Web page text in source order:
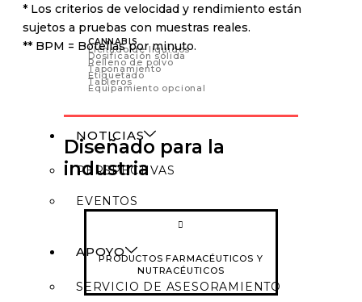
CANNABIS
Llenado de líquidos
Dosificación sólida
Relleno de polvo
Taponamiento
Etiquetado
Tableros
Equipamiento opcional
NOTICIAS
PERSPECTIVAS
EVENTOS
APOYO
SERVICIO DE ASESORAMIENTO
* Los criterios de velocidad y rendimiento están
sujetos a pruebas con muestras reales.
** BPM = Botellas por minuto.
Diseñado para la
industria
PRODUCTOS FARMACÉUTICOS Y
NUTRACÉUTICOS